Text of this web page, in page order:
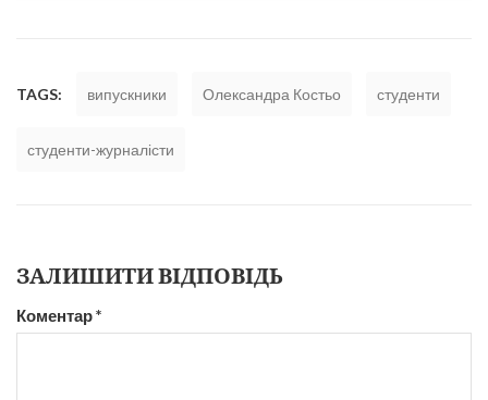
TAGS: випускники Олександра Костьо студенти
студенти-журналісти
ЗАЛИШИТИ ВІДПОВІДЬ
Коментар*